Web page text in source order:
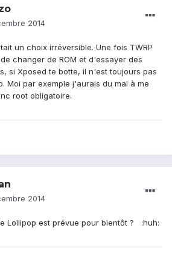
2014
un choix irréversible. Une fois TWRP
changer de ROM et d'essayer des
si Xposed te botte, il n'est toujours pas
Moi par exemple j'aurais du mal à me
root obligatoire.
2014
Lollipop est prévue pour bientôt ? :huh: